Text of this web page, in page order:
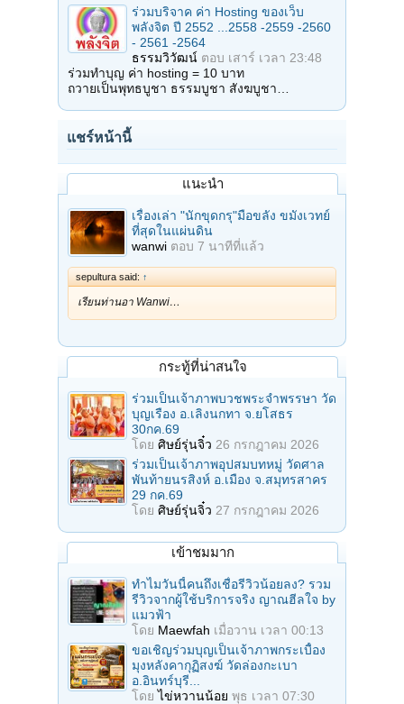
ร่วมบริจาค ค่า Hosting ของเว็บ
พลังจิต ปี 2552 ...2558 -2559 -2560
- 2561 -2564
ธรรมวิวัฒน์ ตอบ เสาร์ เวลา 23:48
ร่วมทำบุญ ค่า hosting = 10 บาท
ถวายเป็นพุทธบูชา ธรรมบูชา สังฆบูชา…
แชร์หน้านี้
แนะนำ
เรื่องเล่า "นักขุดกรุ"มือขลัง ขมังเวทย์
ที่สุดในแผ่นดิน
wanwi ตอบ 7 นาทีที่แล้ว
sepultura said: ↑
เรียนท่านอา Wanwi…
กระทู้ที่น่าสนใจ
ร่วมเป็นเจ้าภาพบวชพระจำพรรษา วัด
บุญเรือง อ.เลิงนกทา จ.ยโสธร
30กค.69
โดย ศิษย์รุ่นจิ๋ว 26 กรกฎาคม 2026
ร่วมเป็นเจ้าภาพอุปสมบทหมู่ วัดศาล
พันท้ายนรสิงห์ อ.เมือง จ.สมุทรสาคร
29 กค.69
โดย ศิษย์รุ่นจิ๋ว 27 กรกฎาคม 2026
เข้าชมมาก
ทำไมวันนี้คนถึงเชื่อรีวิวน้อยลง? รวม
รีวิวจากผู้ใช้บริการจริง ญาณฮีลใจ by
แมวฟ้า
โดย Maewfah เมื่อวาน เวลา 00:13
ขอเชิญร่วมบุญเป็นเจ้าภาพกระเบื้อง
มุงหลังคากุฏิสงฆ์ วัดล่องกะเบา
อ.อินทร์บุรี...
โดยไข่หวานน้อย พุธ เวลา 07:30